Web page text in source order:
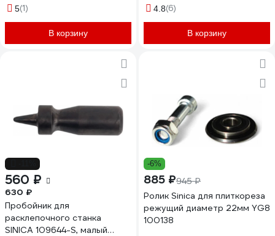
18HX100R
5(1)
В корзину
24549A-S 100062
4.8(6)
В корзину
560 ₽
630 ₽
Пробойник для
расклепочного станка
SINICA 109644-S, малый
-6%
885 ₽945 ₽
Ролик Sinica для плиткореза
режущий диаметр 22мм YG8
100138